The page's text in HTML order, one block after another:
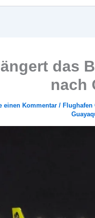
das
nach
einen Kommentar / Flughafen